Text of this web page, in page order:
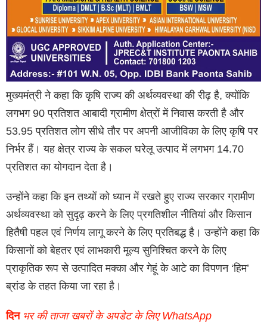
मुख्यमंत्री ने कहा कि कृषि राज्य की अर्थव्यवस्था की रीढ़ है, क्योंकि
लगभग 90 प्रतिशत आबादी ग्रामीण क्षेत्रों में निवास करती है और
53.95 प्रतिशत लोग सीधे तौर पर अपनी आजीविका के लिए कृषि पर
निर्भर हैं। यह क्षेत्र राज्य के सकल घरेलू उत्पाद में लगभग 14.70
प्रतिशत का योगदान देता है।
उन्होंने कहा कि इन तथ्यों को ध्यान में रखते हुए राज्य सरकार ग्रामीण
अर्थव्यवस्था को सुदृढ़ करने के लिए प्रगतिशील नीतियां और किसान
हितैषी पहल एवं निर्णय लागू करने के लिए प्रतिबद्ध है। उन्होंने कहा कि
किसानों को बेहतर एवं लाभकारी मूल्य सुनिश्चित करने के लिए
प्राकृतिक रूप से उत्पादित मक्का और गेहूं के आटे का विपणन ‘हिम’
ब्रांड के तहत किया जा रहा है।
दिनभर की ताजा खबरों के अपडेट के लिए WhatsApp